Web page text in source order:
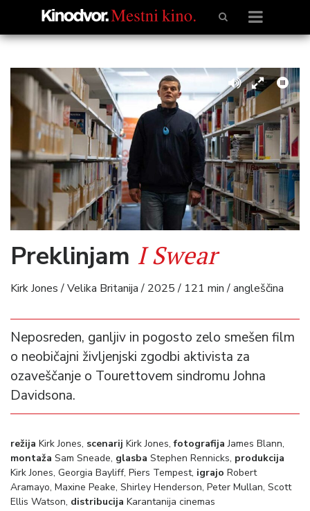
Preklinjam I Swear
Kirk Jones / Velika Britanija / 2025 / 121 min / angleščina
Neposreden, ganljiv in pogosto zelo smešen film
o neobičajni življenjski zgodbi aktivista za
ozaveščanje o Tourettovem sindromu Johna
Davidsona.
režija Kirk Jones, scenarij Kirk Jones,fotografija James Blann,
montaža Sam Sneade, glasba Stephen Rennicks, produkcija
Kirk Jones, Georgia Bayliff, Piers Tempest, igrajo Robert
Aramayo, Maxine Peake, Shirley Henderson, Peter Mullan, Scott
Ellis Watson, distribucija Karantanija cinemas